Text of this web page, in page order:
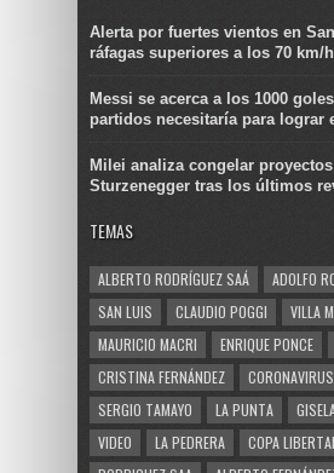
Alerta por fuertes vientos en
ráfagas superiores a los 70 km/h
Messi se acerca a los 1000
partidos necesitaría para lograr
Milei analiza congelar
Sturzenegger tras los últimos
TEMAS
ALBERTO RODRÍGUEZ SAÁ
ADOLFO
SAN LUIS
CLAUDIO POGGI
VILLA
MAURICIO MACRI
ENRIQUE PONCE
CRISTINA FERNÁNDEZ
CORONAVIRUS
SERGIO TAMAYO
LA PUNTA
VIDEO
LA PEDRERA
COPA